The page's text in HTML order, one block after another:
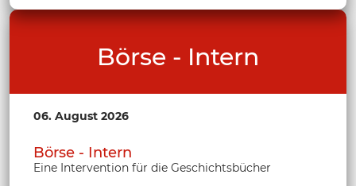
Börse - Intern
06. August 2026
Börse - Intern
Eine Intervention für die Geschichtsbücher